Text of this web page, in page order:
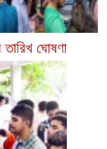
ঘোষণা